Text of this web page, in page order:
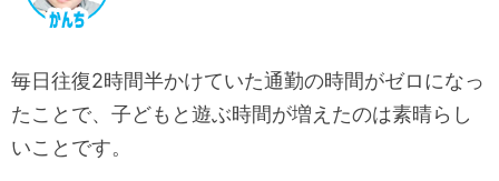
毎日往復2時間半かけていた通勤の時間がゼロになっ
たことで、子どもと遊ぶ時間が増えたのは素晴らし
いことです。